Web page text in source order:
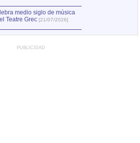
medio siglo de música
Teatre Grec [21/07/2026]
PUBLICIDAD